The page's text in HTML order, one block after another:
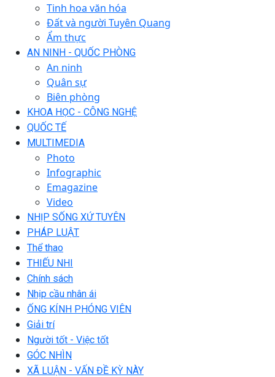
Tinh hoa văn hóa
Đất và người Tuyên Quang
Ẩm thực
AN NINH - QUỐC PHÒNG
An ninh
Quân sự
Biên phòng
KHOA HỌC - CÔNG NGHỆ
QUỐC TẾ
MULTIMEDIA
Photo
Infographic
Emagazine
Video
NHỊP SỐNG XỨ TUYÊN
PHÁP LUẬT
Thể thao
THIẾU NHI
Chính sách
Nhịp cầu nhân ái
ỐNG KÍNH PHÓNG VIÊN
Giải trí
Người tốt - Việc tốt
GÓC NHÌN
XÃ LUẬN - VẤN ĐỀ KỲ NÀY